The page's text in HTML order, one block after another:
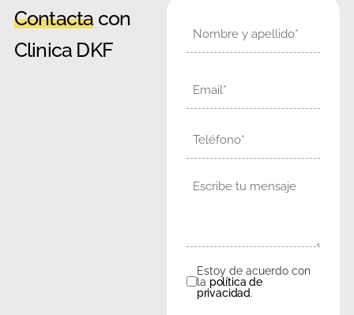
Contacta con
Clinica DKF
Consentimiento
Estoy de acuerdo con
la política de
privacidad.